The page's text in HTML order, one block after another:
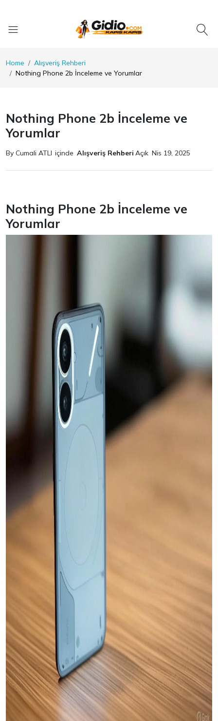
Home
Alışveriş Rehberi
Nothing Phone 2b İnceleme ve Yorumlar
Nothing Phone 2b İnceleme ve
Yorumlar
By Cumali ATLI içinde Alışveriş Rehberi Açık Nis 19, 2025
Nothing Phone 2b İnceleme ve
Yorumlar